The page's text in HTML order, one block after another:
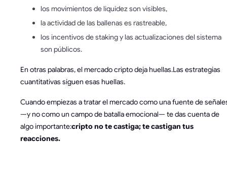
los movimientos de liquidez son visibles,
la actividad de las ballenas es rastreable,
los incentivos de staking y las actualizaciones del sistema
son públicos.
En otras palabras, el mercado cripto deja huellas.Las estrategias
cuantitativas siguen esas huellas.
Cuando empiezas a tratar el mercado como una fuente de
—y no como un campo de batalla emocional— te das cuenta de
algo importante:cripto no te castiga; te castigan tus
reacciones.